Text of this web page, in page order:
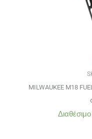
MILWAUKEE M18